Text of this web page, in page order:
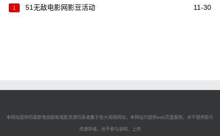
1 51无敌电影网影豆活动 11-30
本网站提供的最新电视剧和电影资源均系收集于各大视频网站，本网站只提供web页面服务，并不提供影片
资源存储，也不参与录制、上传